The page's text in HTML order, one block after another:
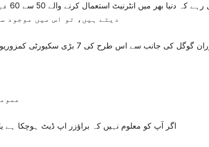
دیتے ہیں، تو اس میں موجود
اگر آپ کو معلوم نہیں کہ براؤزر اپ ڈیٹ ہوچکا ہے